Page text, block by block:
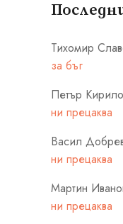
Тихомир
за бъг
Петър
ни прецаква
Васил
ни прецаква
Мартин
ни прецаква